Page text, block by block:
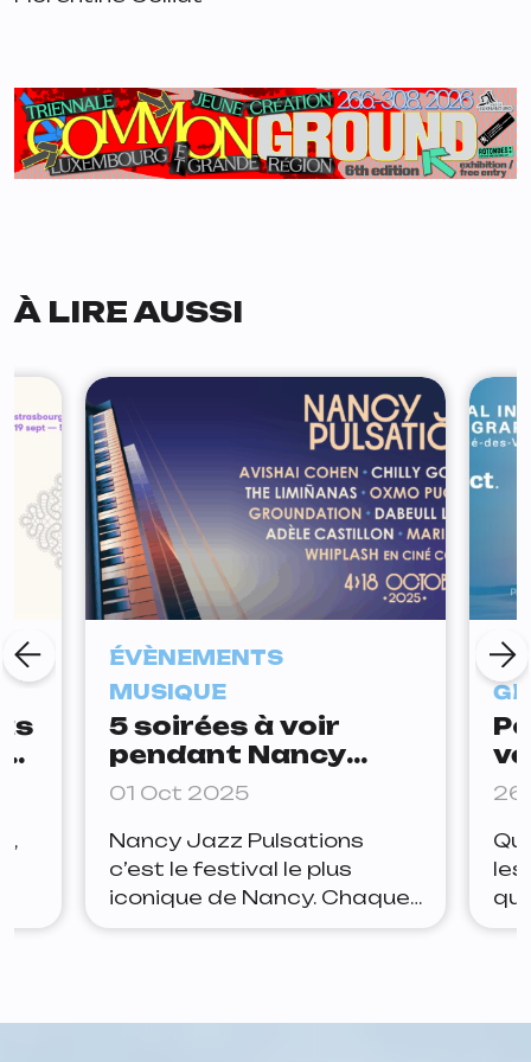
À LIRE AUSSI
Le
ÉVÈNEMENTS
MUSIQUE
5 soirées à voir
pendant Nancy
Jazz Pulsations
01 Oct 2025
Nancy Jazz Pulsations
c’est le festival le plus
iconique de Nancy. Chaque
année, c’est rendez-vous
26
les